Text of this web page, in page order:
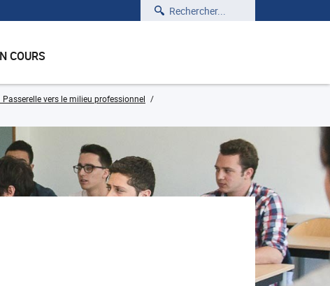
Rechercher
COURS
Passerelle vers le milieu professionnel